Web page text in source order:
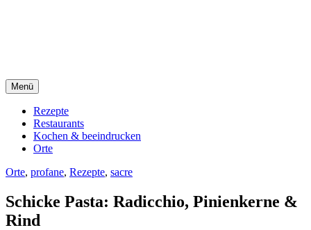
Menü
Rezepte
Restaurants
Kochen & beeindrucken
Orte
Orte, profane, Rezepte, sacre
Schicke Pasta: Radicchio, Pinienkerne &
Rind